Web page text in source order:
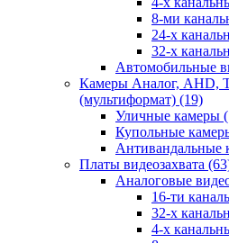
8-ми
24-х
32-х
Автомобильные
Камеры Аналог, AHD,
(мультиформат) (19)
Уличные камеры
Купольные
Антивандальные
Платы видеозахвата
Аналоговые
16-ти
32-х
4-х